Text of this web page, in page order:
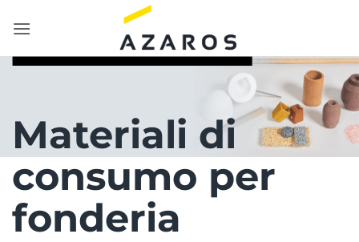
Materiali di
consumo per
fonderia